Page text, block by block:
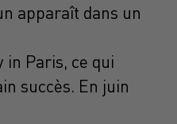
apparaît dans un
Paris, ce qui
succès. En juin